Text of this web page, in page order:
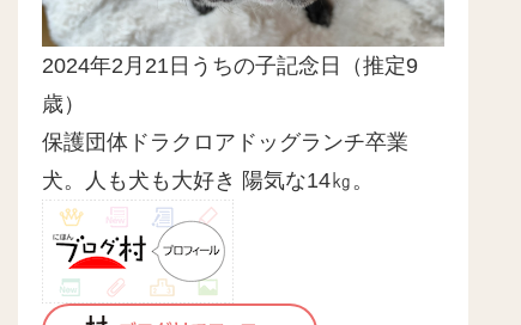
2024年2月21日うちの子記念日（推定9
歳）
保護団体ドラクロアドッグランチ卒業
犬。人も犬も大好き 陽気な14㎏。